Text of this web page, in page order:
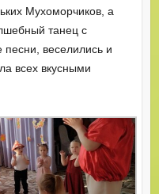
Мухоморчиков, а
танец с
песни, веселились и
всех вкусными